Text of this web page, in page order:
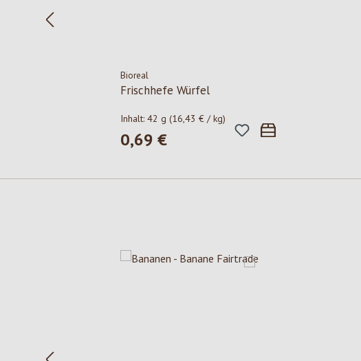
Bioreal
Frischhefe Würfel
Inhalt:42 g(16,43 € / kg)
Regulärer Preis:
0,69 €